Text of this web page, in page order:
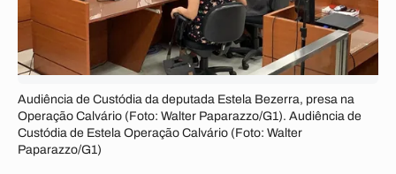
Audiência de Custódia da deputada Estela Bezerra, presa na
Operação Calvário (Foto: Walter Paparazzo/G1). Audiência de
Custódia de Estela Operação Calvário (Foto: Walter
Paparazzo/G1)